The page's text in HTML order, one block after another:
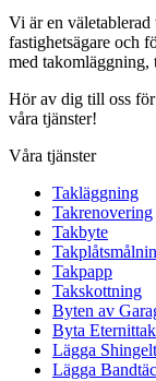
Vi är en
fastighetsägare och
med takomläggning,
Hör av dig till oss
våra tjänster!
Våra tjänster
Takläggning
Takrenovering
Takbyte
Takpapp
Takskottning
Byten av
Byta Eternittak
Lägga
Lägga